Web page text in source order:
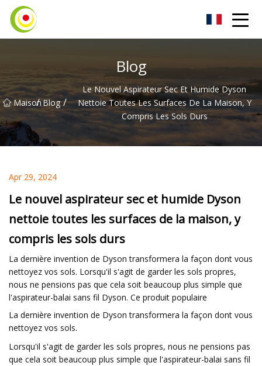
Blog
Maison
/ Blog /
Le Nouvel Aspirateur Sec Et Humide Dyson
Nettoie Toutes Les Surfaces De La Maison, Y
Compris Les Sols Durs
Apr 29, 2024
Le nouvel aspirateur sec et humide Dyson
nettoie toutes les surfaces de la maison, y
compris les sols durs
La dernière invention de Dyson transformera la façon dont vous
nettoyez vos sols. Lorsqu'il s'agit de garder les sols propres,
nous ne pensions pas que cela soit beaucoup plus simple que
l'aspirateur-balai sans fil Dyson. Ce produit populaire
La dernière invention de Dyson transformera la façon dont vous
nettoyez vos sols.
Lorsqu'il s'agit de garder les sols propres, nous ne pensions pas
que cela soit beaucoup plus simple que l'aspirateur-balai sans fil